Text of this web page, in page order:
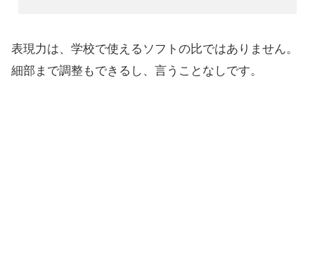
表現力は、学校で使えるソフトの比ではありません。
細部まで調整もできるし、言うことなしです。